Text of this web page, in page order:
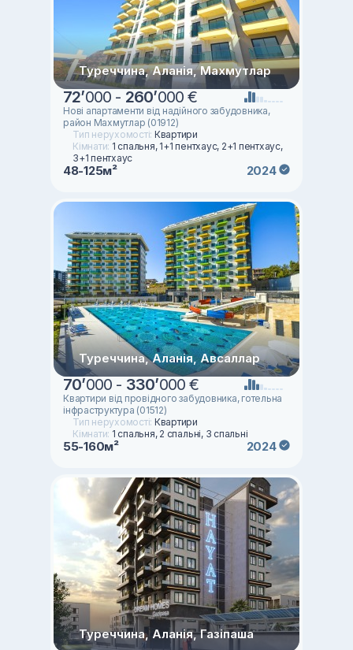
Туреччина, Аланія, Махмутлар
72’000 - 260’000 €
Нові апартаменти від надійного забудовника,
район Махмутлар (01912)
Тип нерухомості: Квартири
Кімнати: 1 спальня, 1+1 пентхаус, 2+1 пентхаус,
3+1 пентхаус
48-125м² 2024
Туреччина, Аланія, Авсаллар
70’000 - 330’000 €
Квартири від провідного забудовника, готельна
інфраструктура (01512)
Тип нерухомості: Квартири
Кімнати: 1 спальня, 2 спальні, 3 спальні
55-160м² 2024
Туреччина, Аланія, Газіпаша